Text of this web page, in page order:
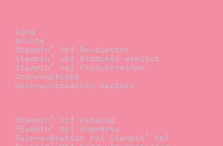
Blog
Archiv
Stampin’ Up! Newsletter
Stampin’ Up! Produkte erklärt
Stampin’ Up! Produktreihen
Ordnungstipps
Weihnachtskarten basteln
Stampin’ Up! Katalog
Stampin’ Up! Angebote
Sale-a-Bration bei Stampin’ Up!